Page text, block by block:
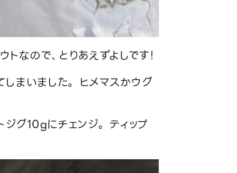
なので、とりあえずよしです！
まいました。 ヒメマスかウグ
グ10gにチェンジ。 ティップ